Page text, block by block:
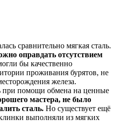
сравнительно мягкая сталь.
оправдать отсутствием
бы качественно
проживания бурятов, не
железа.
при помощи обмена на ценные
мастера, не было
сталь. Но существует ещё
выполняли из мягких